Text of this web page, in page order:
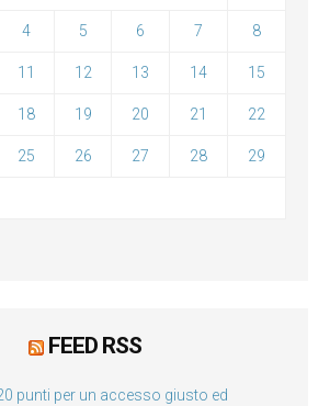
4 5 6 7 8
11 12 13 14 15
18 19 20 21 22
25 26 27 28 29
FEED RSS
punti per un accesso giusto ed